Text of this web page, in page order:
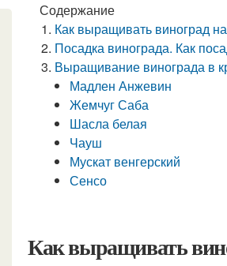
Содержание
Как выращивать виноград
Посадка винограда. Как
Выращивание винограда в
Мадлен Анжевин
Жемчуг Саба
Шасла белая
Чауш
Мускат венгерский
Сенсо
Как выращивать